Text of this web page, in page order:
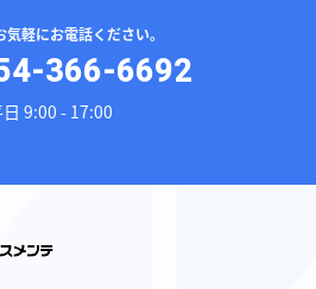
軽にお電話ください。
366-6692
9:00 - 17:00